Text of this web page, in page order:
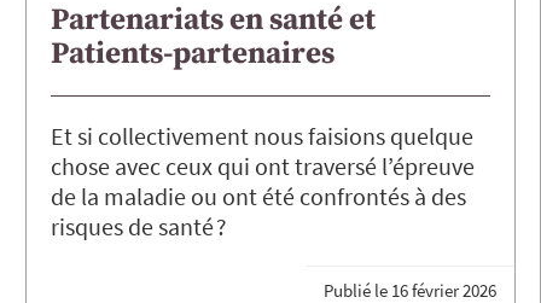
Partenariats en santé et
Patients-partenaires
Et si collectivement nous faisions quelque
chose avec ceux qui ont traversé l’épreuve
de la maladie ou ont été confrontés à des
risques de santé ?
Publié le 16 février 2026